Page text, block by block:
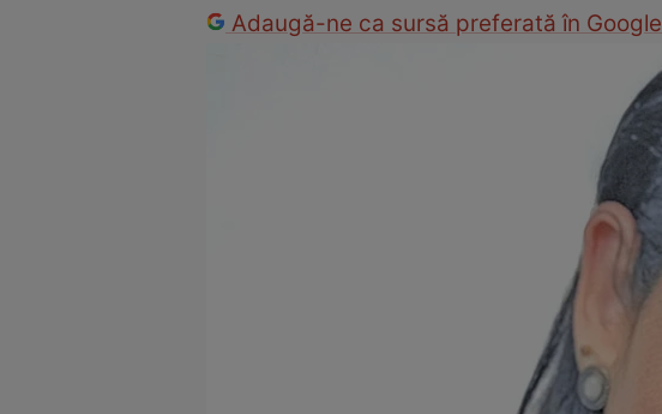
Adaugă-ne ca sursă preferată în Google